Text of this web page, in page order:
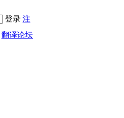
登录 注
翻译论坛